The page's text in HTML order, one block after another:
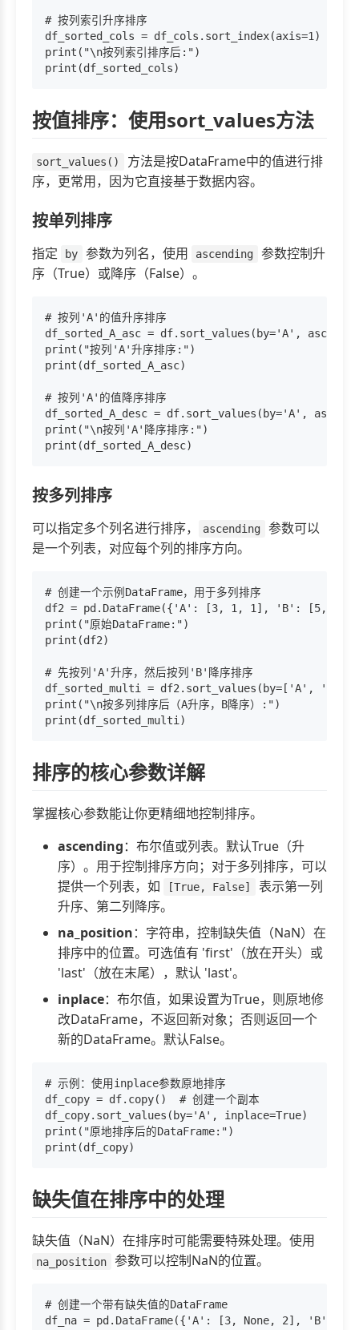
# 按列索引升序排序
df_sorted_cols = df_cols.sort_index(axis=1)
print("\n按列索引排序后:")
按值排序：使用sort_values方法
sort_values()
方法是按DataFrame中的值进行排
序，更常用，因为它直接基于数据内容。
按单列排序
指定 by 参数为列名，使用 ascending
参数控制升
序（True）或降序（False）。
# 按列'A'的值升序排序
df_sorted_A_asc = df.sort_values(by='A',
print("按列'A'升序排序:")
print(df_sorted_A_asc)
# 按列'A'的值降序排序
df_sorted_A_desc = df.sort_values(by='A',
print("\n按列'A'降序排序:")
按多列排序
可以指定多个列名进行排序， ascending
参数可以
是一个列表，对应每个列的排序方向。
# 创建一个示例DataFrame，用于多列排序
df2 = pd.DataFrame({'A': [3, 1, 1], 'B': [5, 4,
print("原始DataFrame:")
print(df2)
# 先按列'A'升序，然后按列'B'降序排序
df_sorted_multi = df2.sort_values(by=['A', 'B'],
print("\n按多列排序后（A升序，B降序）:")
排序的核心参数详解
掌握核心参数能让你更精细地控制排序。
ascending：布尔值或列表。默认True（升
序）。用于控制排序方向；对于多列排序，可以
提供一个列表，如
[True, False]
表示第一列
升序、第二列降序。
na_position：字符串，控制缺失值（NaN）在
排序中的位置。可选值有 'first'（放在开头）或
'last'（放在末尾），默认 'last'。
inplace：布尔值，如果设置为True，则原地修
改DataFrame，不返回新对象；否则返回一个
新的DataFrame。默认False。
# 示例：使用inplace参数原地排序
df_copy = df.copy()  # 创建一个副本
df_copy.sort_values(by='A', inplace=True)
print("原地排序后的DataFrame:")
缺失值在排序中的处理
缺失值（NaN）在排序时可能需要特殊处理。使用
na_position 参数可以控制NaN的位置。
# 创建一个带有缺失值的DataFrame
df_na = pd.DataFrame({'A': [3, None, 2], 'B':